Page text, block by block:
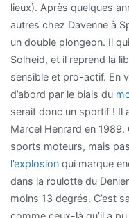
lieux). Après quelques
autres chez Davenne à
un double plongeon. Il
Solheid, et il reprend la
sensible et pro-actif. En
d’abord par le biais du
serait donc un sportif ! Il
Marcel Henrard en
sports moteurs, mais
l’explosion qui marque
dans la roulotte du
moins 13 degrés. C’est
comme ceux-là qu’il a